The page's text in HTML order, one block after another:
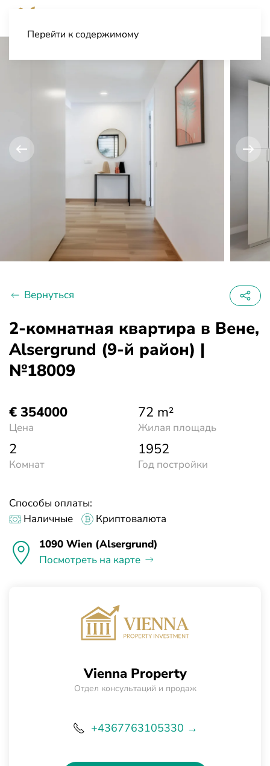
Перейти к содержимому
Вернуться
2-комнатная квартира в Вене,
Alsergrund (9-й район) |
№18009
€ 354000
Цена
72 m²
Жилая площадь
2
Комнат
1952
Год постройки
Способы оплаты:
Наличные
Криптовалюта
1090 Wien (Alsergrund)
Посмотреть на карте
Vienna Property
Отдел консультаций и продаж
+4367763105330 →